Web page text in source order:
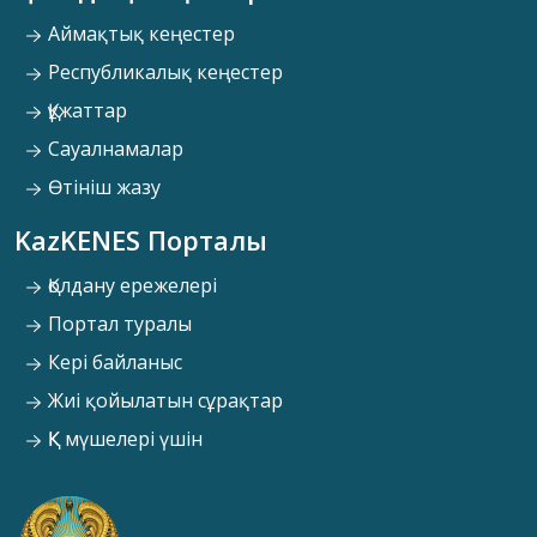
Аймақтық кеңестер
Республикалық кеңестер
Құжаттар
Сауалнамалар
Өтініш жазу
KazKENES Порталы
Қолдану ережелері
Портал туралы
Кері байланыс
Жиі қойылатын сұрақтар
ҚК мүшелері үшін